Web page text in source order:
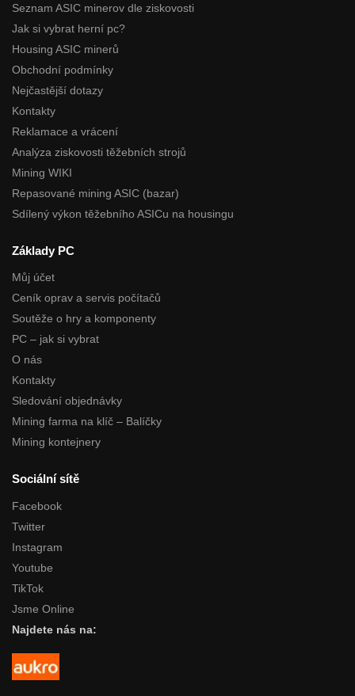
Seznam ASIC minerov dle ziskovosti
Jak si vybrat herní pc?
Housing ASIC minerů
Obchodní podmínky
Nejčastější dotazy
Kontakty
Reklamace a vrácení
Analýza ziskovosti těžebních strojů
Mining WIKI
Repasované mining ASIC (bazar)
Sdílený výkon těžebního ASICu na housingu
Základy PC
Můj účet
Ceník oprav a servis počítačů
Soutěže o hry a komponenty
PC – jak si vybrat
O nás
Kontakty
Sledování objednávky
Mining farma na klíč – Balíčky
Mining kontejnery
Sociální sítě
Facebook
Twitter
Instagram
Youtube
TikTok
Jsme Online
Najdete nás na: